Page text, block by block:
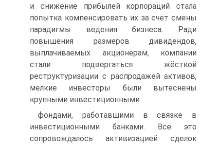
и снижение прибылей корпораций стала
попытка компенсировать их за счёт смены
парадигмы ведения бизнеса. Ради
повышения размеров дивидендов,
выплачиваемых акционерам, компании
стали подвергаться жёсткой
реструктуризации с распродажей активов,
мелкие инвесторы были вытеснены
крупными инвестиционными
фондами, работавшими в связке в
инвестиционными банками. Всё это
сопровождалось активизацией сделок